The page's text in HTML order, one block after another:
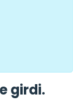
girdi.